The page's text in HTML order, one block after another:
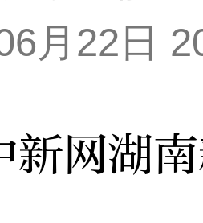
月22日
网湖南